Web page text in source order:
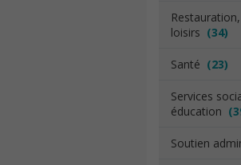
loisirs (34)
Santé (23)
Services
éducation
Soutien